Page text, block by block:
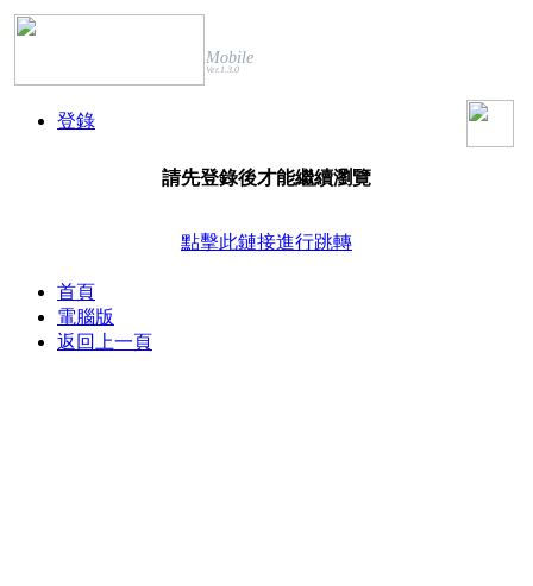
Mobile
Ver.1.3.0
登錄
請先登錄後才能繼續瀏覽
點擊此鏈接進行跳轉
首頁
電腦版
返回上一頁